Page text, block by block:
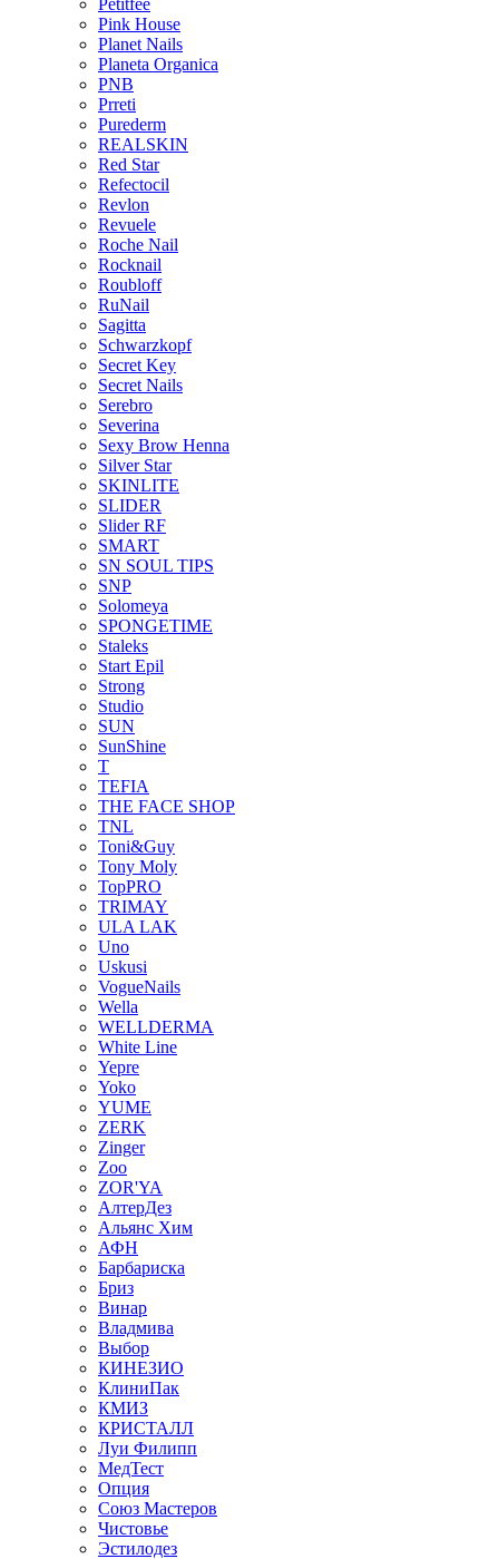
Petitfee
Pink House
Planet Nails
Planeta Organica
PNB
Prreti
Purederm
REALSKIN
Red Star
Refectocil
Revlon
Revuele
Roche Nail
Rocknail
Roubloff
RuNail
Sagitta
Schwarzkopf
Secret Key
Secret Nails
Serebro
Severina
Sexy Brow Henna
Silver Star
SKINLITE
SLIDER
Slider RF
SMART
SN SOUL TIPS
SNP
Solomeya
SPONGETIME
Staleks
Start Epil
Strong
Studio
SUN
SunShine
T
TEFIA
THE FACE SHOP
TNL
Toni&Guy
Tony Moly
TopPRO
TRIMAY
ULA LAK
Uno
Uskusi
VogueNails
Wella
WELLDERMA
White Line
Yepre
Yoko
YUME
ZERK
Zinger
Zoo
ZOR'YA
АлтерДез
Альянс Хим
АФН
Барбариска
Бриз
Винар
Владмива
Выбор
КИНЕЗИО
КлиниПак
КМИЗ
КРИСТАЛЛ
Луи Филипп
МедТест
Опция
Союз Мастеров
Чистовье
Эстилодез